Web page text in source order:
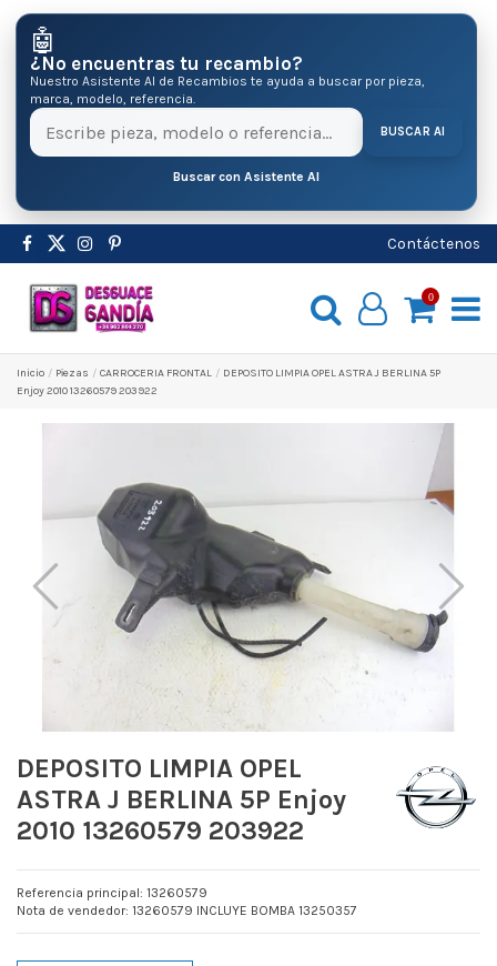
🤖
¿No encuentras tu recambio?
Nuestro Asistente AI de Recambios te ayuda a buscar por pieza,
marca, modelo, referencia.
BUSCAR AI
Buscar con Asistente AI
Contáctenos
0
Inicio Pіezas CARROCERIA FRONTAL
DEPOSITO LIMPIA OPEL ASTRA J BERLINA 5P
Enjoy 2010 13260579 203922
DEPOSITO LIMPIA OPEL
ASTRA J BERLINA 5P Enjoy
2010 13260579 203922
Referencia principal: 13260579
Nota de vendedor: 13260579 INCLUYE BOMBA 13250357